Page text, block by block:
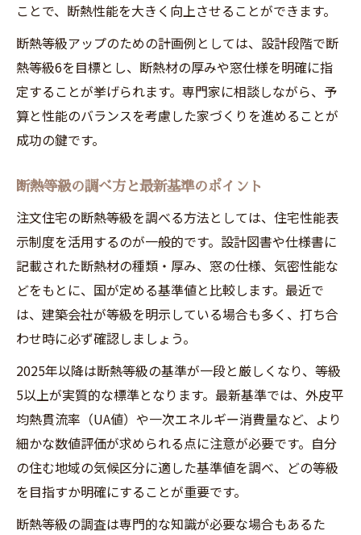
ことで、断熱性能を大きく向上させることができます。
断熱等級アップのための計画例としては、設計段階で断
熱等級6を目標とし、断熱材の厚みや窓仕様を明確に指
定することが挙げられます。専門家に相談しながら、予
算と性能のバランスを考慮した家づくりを進めることが
成功の鍵です。
断熱等級の調べ方と最新基準のポイント
注文住宅の断熱等級を調べる方法としては、住宅性能表
示制度を活用するのが一般的です。設計図書や仕様書に
記載された断熱材の種類・厚み、窓の仕様、気密性能な
どをもとに、国が定める基準値と比較します。最近で
は、建築会社が等級を明示している場合も多く、打ち合
わせ時に必ず確認しましょう。
2025年以降は断熱等級の基準が一段と厳しくなり、等級
5以上が実質的な標準となります。最新基準では、外皮平
均熱貫流率（UA値）や一次エネルギー消費量など、より
細かな数値評価が求められる点に注意が必要です。自分
の住む地域の気候区分に適した基準値を調べ、どの等級
を目指すか明確にすることが重要です。
断熱等級の調査は専門的な知識が必要な場合もあるた